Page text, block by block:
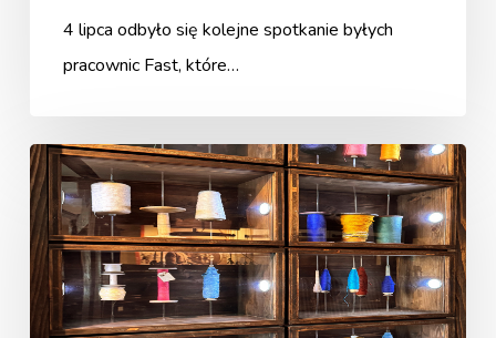
4 lipca odbyło się kolejne spotkanie byłych
pracownic Fast, które…
W
krainie
lnu
koronek